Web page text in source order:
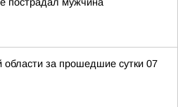
области за прошедшие сутки 07